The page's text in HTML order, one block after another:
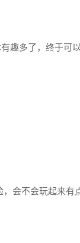
趣多了，终于可
会不会玩起来有